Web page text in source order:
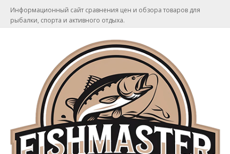
Информационный сайт сравнения цен и обзора товаров для
рыбалки, спорта и активного отдыха.